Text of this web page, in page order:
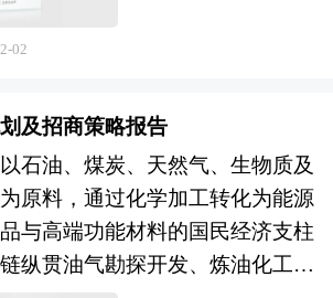
公司的选定，目标公司资产估
的选择、融资方式的选择，并购
乏专业人才往往难以正确处理，
的顾问机构协助。 本报告由中
领衔撰写，在大量周密的市场调研
了国家统计局、国家海关总署、
商务部、水利建设行业相关协
”的闭环系统。 抽水蓄能行业研究
济和产业发展的战略入手，分析
的市场潜力，基于重点细分市场
、产业盈利水平等多个角度市场
清晰发展方向。预测未来抽水蓄
，以帮助客户拨开政策迷雾，寻
投资商机。报告在大量的分析、
02
及招商策略报告
石油、煤炭、天然气、生物质及
原料，通过化学加工转化为能源
与高端功能材料的国民经济支柱
纵贯油气勘探开发、炼油化工、